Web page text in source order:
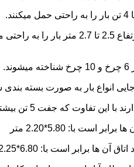
انواع بار به صورت بسته بندی
5 تن بیشتر از تک بار حمل میکند.